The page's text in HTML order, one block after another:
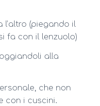
l’altro (piegando il
fa con il lenzuolo)
alla
che non
con i cuscini.